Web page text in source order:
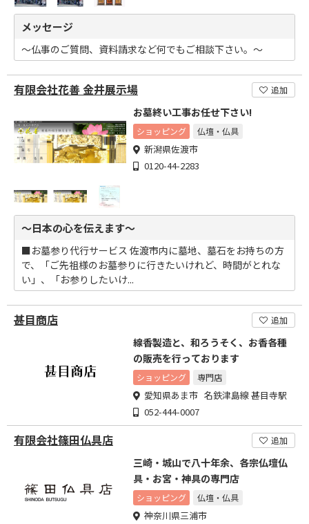
メッセージ
～仏事のご質問、資料請求など何でもご相談下さい。～
有限会社花善 金井展示場 追加
お墓終い工事お任せ下さい!
ショッピング 仏壇・仏具
新潟県佐渡市
0120-44-2283
～日本の心を伝えます～
■お墓参り代行サービス 佐渡市内に墓地、墓石をお持ちの方
で、「ご先祖様のお墓参りに行きたいけれど、時間がとれな
い」、「お参りしたいけ...
甚目商店 追加
線香製造と、和ろうそく、お香各種
の販売を行っております
ショッピング 専門店
愛知県あま市 名鉄津島線 甚目寺駅
052-444-0007
有限会社篠田仏具店 追加
三崎・城山で八十年余、各宗仏壇仏
具・お宮・神具の専門店
ショッピング 仏壇・仏具
神奈川県三浦市